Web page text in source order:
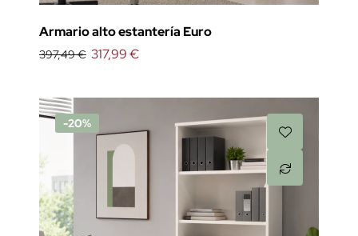
Armario alto estantería Euro
397,49 € 317,99 €
-20%